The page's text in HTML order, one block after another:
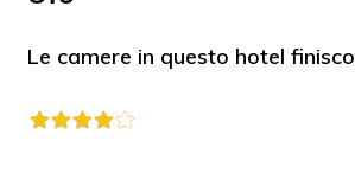
Le camere in questo hotel